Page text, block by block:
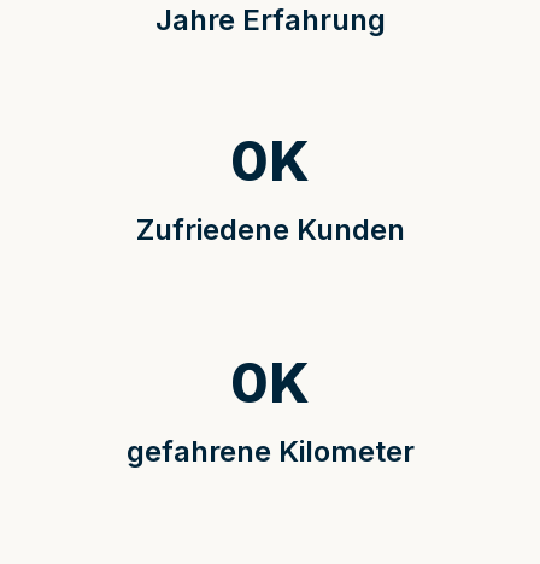
Jahre Erfahrung
Zufriedene Kunden
0K
gefahrene Kilometer
0K